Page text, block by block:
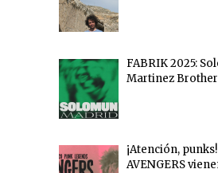
FABRIK 2025:
Martinez
¡Atención,
AVENGERS